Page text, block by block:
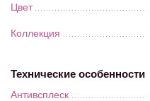
Цвет
Коллекция
Технические особенности
Антивсплеск